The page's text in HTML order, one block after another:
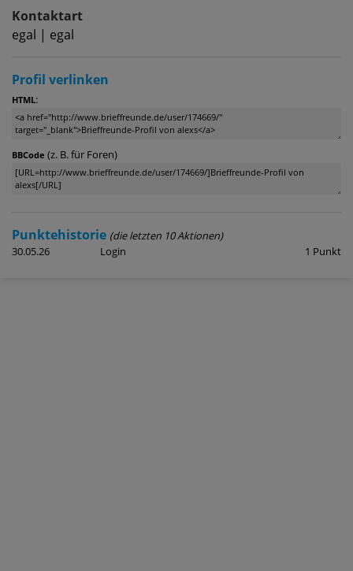
Kontaktart
egal | egal
Profil verlinken
HTML:
BBCode (z. B. für Foren)
Punktehistorie (die letzten 10 Aktionen)
30.05.26
Login 1 Punkt